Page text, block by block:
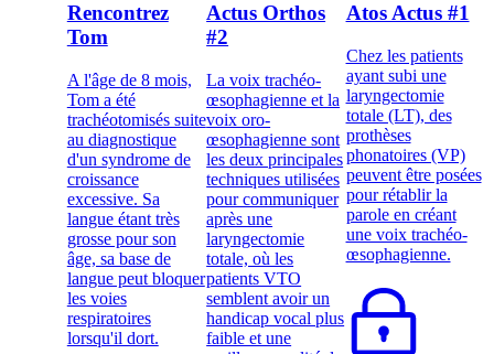
Rencontrez
Tom
A l'âge de 8 mois,
Tom a été
trachéotomisés suite
au diagnostique
d'un syndrome de
croissance
excessive. Sa
langue étant très
grosse pour son
âge, sa base de
langue peut bloquer
les voies
respiratoires
lorsqu'il dort.
Actus Orthos
#2
La voix trachéo-
œsophagienne et la
voix oro-
œsophagienne sont
les deux principales
techniques utilisées
pour communiquer
après une
laryngectomie
totale, où les
patients VTO
semblent avoir un
handicap vocal plus
faible et une
Atos Actus #1
Chez les patients
ayant subi une
laryngectomie
totale (LT), des
prothèses
phonatoires (VP)
peuvent être posées
pour rétablir la
parole en créant
une voix trachéo-
œsophagienne.